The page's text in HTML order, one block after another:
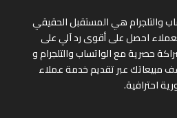
والتلجرام هي المستقبل الحقيقي
احصل على أقوى رد آلي على
حصرية مع الواتساب والتلجرام و
مبيعاتك عبر تقديم خدمة عملاء
احترافية.